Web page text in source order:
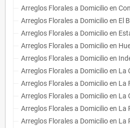
Arreglos Florales a Domicilio en
Arreglos Florales a Domicilio en El
Arreglos Florales a Domicilio en
Arreglos Florales a Domicilio en
Arreglos Florales a Domicilio en
Arreglos Florales a Domicilio en La
Arreglos Florales a Domicilio en La
Arreglos Florales a Domicilio en La
Arreglos Florales a Domicilio en La
Arreglos Florales a Domicilio en La